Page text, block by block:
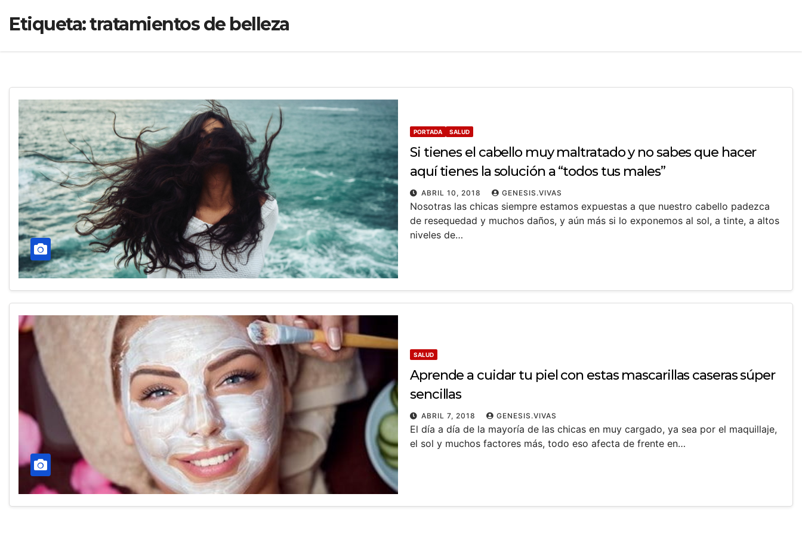
Etiqueta:tratamientos de belleza
PORTADA SALUD
Si tienes el cabello muy maltratado y no sabes que hacer
aquí tienes la solución a “todos tus males”
ABRIL 10, 2018 GENESIS.VIVAS
Nosotras las chicas siempre estamos expuestas a que nuestro cabello padezca
de resequedad y muchos daños, y aún más si lo exponemos al sol, a tinte, a altos
niveles de…
SALUD
Aprende a cuidar tu piel con estas mascarillas caseras súper
sencillas
ABRIL 7, 2018 GENESIS.VIVAS
El día a día de la mayoría de las chicas en muy cargado, ya sea por el maquillaje,
el sol y muchos factores más, todo eso afecta de frente en…